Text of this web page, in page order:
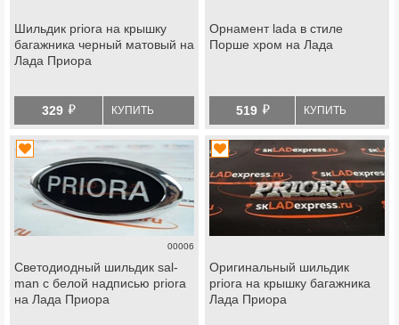
Шильдик priora на крышку
багажника черный матовый на
Лада Приора
329 й КУПИТЬ
Орнамент lada в стиле
Порше хром на Лада
519 й КУПИТЬ
00006
Светодиодный шильдик sal-
man с белой надписью priora
на Лада Приора
Оригинальный шильдик
priora на крышку багажника
Лада Приора